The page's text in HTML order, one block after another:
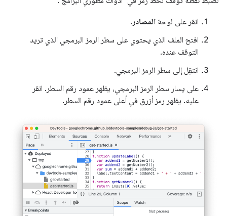
انقر على لوحة المصادر .
افتح الملف الذي يحتوي على سطر الرمز البرمجي الذي تريد
التوقف عنده.
انتقِل إلى سطر الرمز البرمجي.
على يسار سطر الرمز البرمجي، يظهر عمود رقم السطر. انقر
عليه. يظهر رمز أزرق في أعلى عمود رقم السطر.